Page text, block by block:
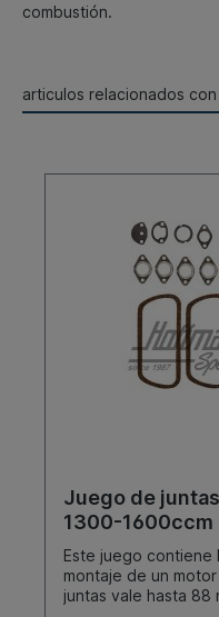
combustión.
articulos relacionados
Juego de
1300-1600ccm
Este juego contiene
montaje de un
juntas vale hasta 88